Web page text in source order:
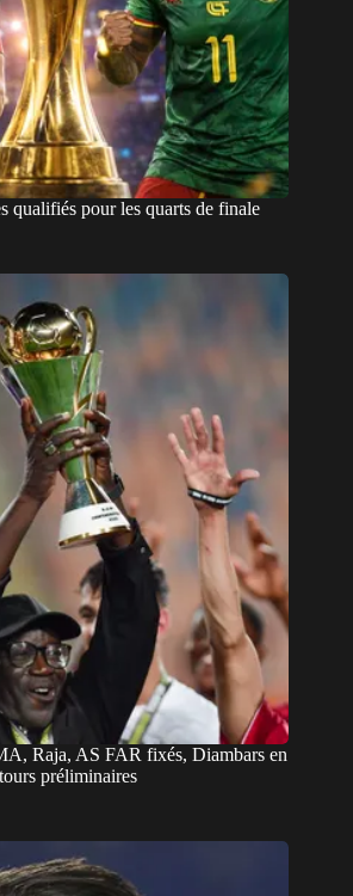
qualifiés pour les quarts de finale
Raja, AS FAR fixés, Diambars en
préliminaires